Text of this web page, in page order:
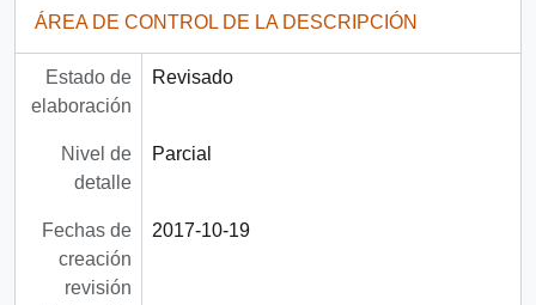
ÁREA DE CONTROL DE LA DESCRIPCIÓN
Estado de
elaboración
Revisado
Nivel de
detalle
Parcial
Fechas de
creación
revisión
2017-10-19